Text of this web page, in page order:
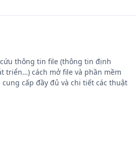
thông tin file (thông tin định
triển…) cách mở file và phần mềm
cấp đầy đủ và chi tiết các thuật